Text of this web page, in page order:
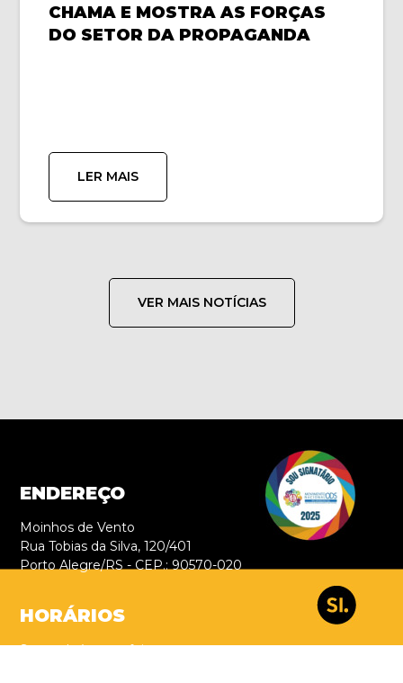
CHAMA E MOSTRA AS FORÇAS
DO SETOR DA PROPAGANDA
LER MAIS
VER MAIS NOTÍCIAS
ENDEREÇO
Moinhos de Vento
Rua Tobias da Silva, 120/401
Porto Alegre/RS - CEP.: 90570-020
HORÁRIOS
Segunda à sexta-feira,